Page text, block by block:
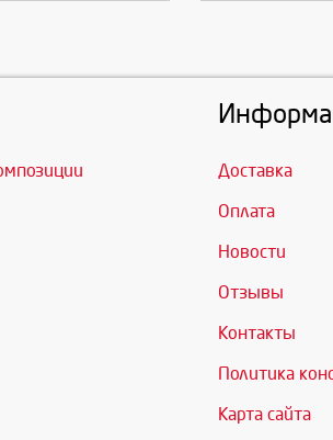
Доставка
Оплата
Новости
Отзывы
Контакты
Политика
Карта сайта